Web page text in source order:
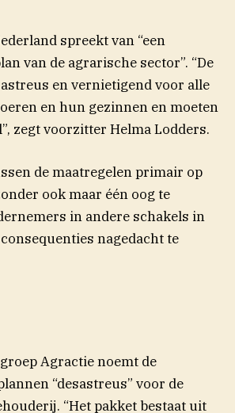
spreekt van “een
van de agrarische sector”. “De
en vernietigend voor alle
en hun gezinnen en moeten
zegt voorzitter Helma Lodders.
de maatregelen primair op
ook maar één oog te
in andere schakels in
nagedacht te
Agractie noemt de
“desastreus” voor de
“Het pakket bestaat uit